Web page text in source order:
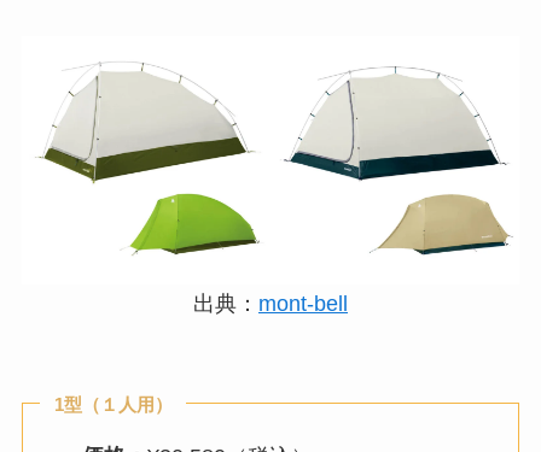
出典： mont-bell
1型（１人用）